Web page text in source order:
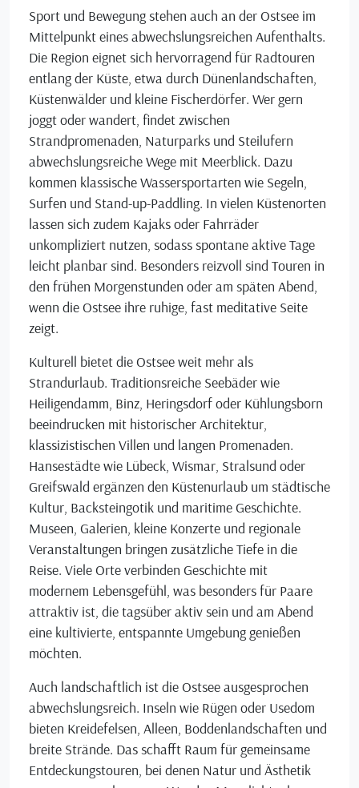
Sport und Bewegung stehen auch an der Ostsee im
Mittelpunkt eines abwechslungsreichen Aufenthalts.
Die Region eignet sich hervorragend für Radtouren
entlang der Küste, etwa durch Dünenlandschaften,
Küstenwälder und kleine Fischerdörfer. Wer gern
joggt oder wandert, findet zwischen
Strandpromenaden, Naturparks und Steilufern
abwechslungsreiche Wege mit Meerblick. Dazu
kommen klassische Wassersportarten wie Segeln,
Surfen und Stand-up-Paddling. In vielen Küstenorten
lassen sich zudem Kajaks oder Fahrräder
unkompliziert nutzen, sodass spontane aktive Tage
leicht planbar sind. Besonders reizvoll sind Touren in
den frühen Morgenstunden oder am späten Abend,
wenn die Ostsee ihre ruhige, fast meditative Seite
zeigt.
Kulturell bietet die Ostsee weit mehr als
Strandurlaub. Traditionsreiche Seebäder wie
Heiligendamm, Binz, Heringsdorf oder Kühlungsborn
beeindrucken mit historischer Architektur,
klassizistischen Villen und langen Promenaden.
Hansestädte wie Lübeck, Wismar, Stralsund oder
Greifswald ergänzen den Küstenurlaub um städtische
Kultur, Backsteingotik und maritime Geschichte.
Museen, Galerien, kleine Konzerte und regionale
Veranstaltungen bringen zusätzliche Tiefe in die
Reise. Viele Orte verbinden Geschichte mit
modernem Lebensgefühl, was besonders für Paare
attraktiv ist, die tagsüber aktiv sein und am Abend
eine kultivierte, entspannte Umgebung genießen
möchten.
Auch landschaftlich ist die Ostsee ausgesprochen
abwechslungsreich. Inseln wie Rügen oder Usedom
bieten Kreidefelsen, Alleen, Boddenlandschaften und
breite Strände. Das schafft Raum für gemeinsame
Entdeckungstouren, bei denen Natur und Ästhetik